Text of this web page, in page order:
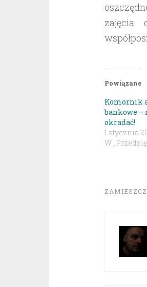
zajęcia
Powiązane
Komornik
bankowe –
okradać!
1 stycznia
W